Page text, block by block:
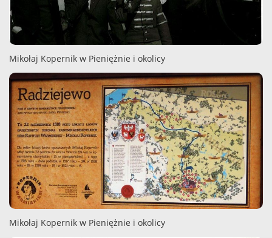
Mikołaj Kopernik w Pieniężnie i okolicy
Mikołaj Kopernik w Pieniężnie i okolicy